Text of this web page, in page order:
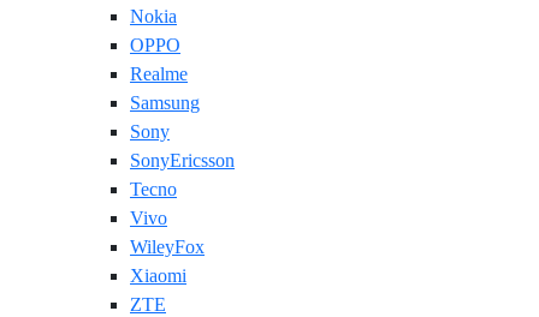
Nokia
OPPO
Realme
Samsung
Sony
SonyEricsson
Tecno
Vivo
WileyFox
Xiaomi
ZTE